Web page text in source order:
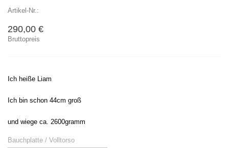
Artikel-Nr.:
290,00 €
Bruttopreis
Ich heiße Liam
Ich bin schon 44cm groß
und wiege ca. 2600gramm
Bauchplatte / Volltorso